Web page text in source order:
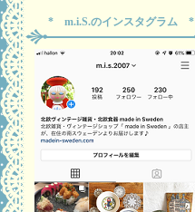
* m.i.S.のインスタグラム *